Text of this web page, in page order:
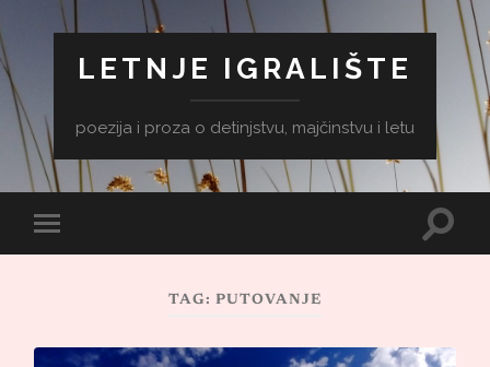
LETNJE IGRALIŠTE
poezija i proza o detinjstvu, majčinstvu i letu
mobile
Toggle
TAG: PUTOVANJE